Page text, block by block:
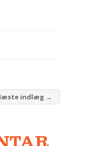
indlæg →